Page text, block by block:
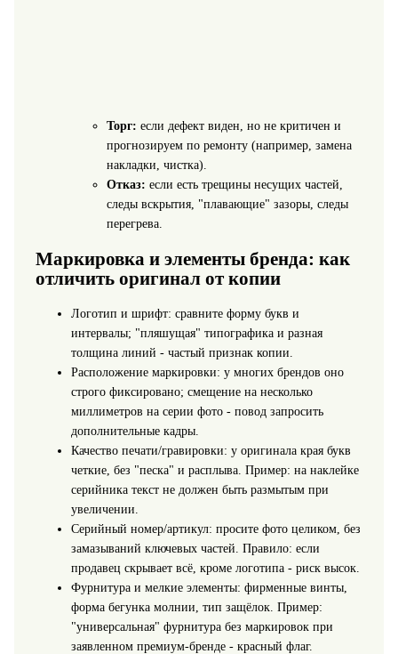
Торг: если дефект виден, но не критичен и
прогнозируем по ремонту (например, замена
накладки, чистка).
Отказ: если есть трещины несущих частей,
следы вскрытия, "плавающие" зазоры, следы
перегрева.
Маркировка и элементы бренда: как
отличить оригинал от копии
Логотип и шрифт: сравните форму букв и
интервалы; "пляшущая" типографика и разная
толщина линий - частый признак копии.
Расположение маркировки: у многих брендов оно
строго фиксировано; смещение на несколько
миллиметров на серии фото - повод запросить
дополнительные кадры.
Качество печати/гравировки: у оригинала края букв
четкие, без "песка" и расплыва. Пример: на наклейке
серийника текст не должен быть размытым при
увеличении.
Серийный номер/артикул: просите фото целиком, без
замазываний ключевых частей. Правило: если
продавец скрывает всё, кроме логотипа - риск высок.
Фурнитура и мелкие элементы: фирменные винты,
форма бегунка молнии, тип защёлок. Пример:
"универсальная" фурнитура без маркировок при
заявленном премиум‑бренде - красный флаг.